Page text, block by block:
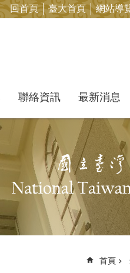
回首頁 臺大首頁 網站導
聯絡資訊 最新消息
首頁